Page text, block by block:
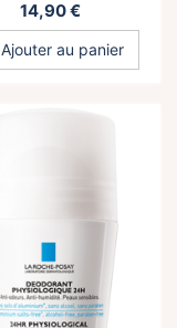
14,90 €
Ajouter au panier